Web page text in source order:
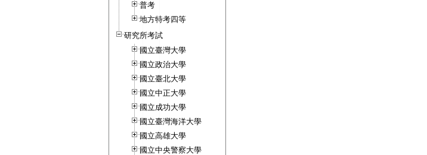
普考
地方特考四等
研究所考試
國立臺灣大學
國立政治大學
國立臺北大學
國立中正大學
國立成功大學
國立臺灣海洋大學
國立高雄大學
國立中央警察大學